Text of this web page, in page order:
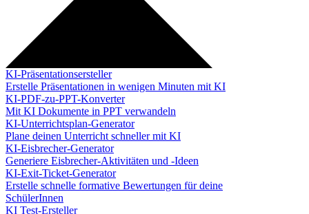
KI-Präsentationsersteller
Erstelle Präsentationen in wenigen Minuten mit KI
KI-PDF-zu-PPT-Konverter
Mit KI Dokumente in PPT verwandeln
KI-Unterrichtsplan-Generator
Plane deinen Unterricht schneller mit KI
KI-Eisbrecher-Generator
Generiere Eisbrecher-Aktivitäten und -Ideen
KI-Exit-Ticket-Generator
Erstelle schnelle formative Bewertungen für deine
SchülerInnen
KI Test-Ersteller